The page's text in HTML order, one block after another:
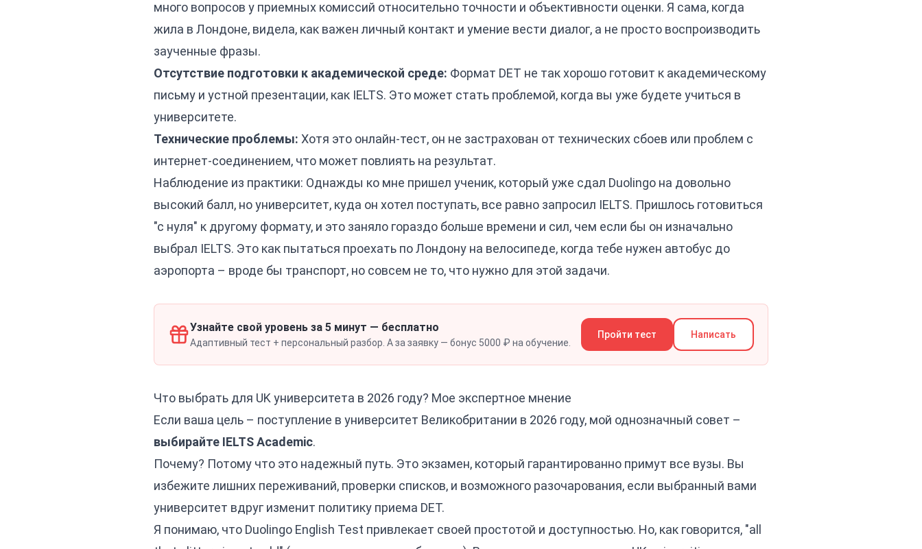
много вопросов у приемных комиссий относительно точности и объективности оценки. Я сама, когда
жила в Лондоне, видела, как важен личный контакт и умение вести диалог, а не просто воспроизводить
заученные фразы.
Отсутствие подготовки к академической среде: Формат DET не так хорошо готовит к академическому
письму и устной презентации, как IELTS. Это может стать проблемой, когда вы уже будете учиться в
университете.
Технические проблемы: Хотя это онлайн-тест, он не застрахован от технических сбоев или проблем с
интернет-соединением, что может повлиять на результат.
Наблюдение из практики: Однажды ко мне пришел ученик, который уже сдал Duolingo на довольно
высокий балл, но университет, куда он хотел поступать, все равно запросил IELTS. Пришлось готовиться
"с нуля" к другому формату, и это заняло гораздо больше времени и сил, чем если бы он изначально
выбрал IELTS. Это как пытаться проехать по Лондону на велосипеде, когда тебе нужен автобус до
аэропорта – вроде бы транспорт, но совсем не то, что нужно для этой задачи.
Узнайте свой уровень за 5 минут — бесплатно
Адаптивный тест + персональный разбор. А за заявку — бонус 5000 ₽ на обучение.
Пройти тест Написать
Что выбрать для UK университета в 2026 году? Мое экспертное мнение
Если ваша цель – поступление в университет Великобритании в 2026 году, мой однозначный совет –
выбирайте IELTS Academic.
Почему? Потому что это надежный путь. Это экзамен, который гарантированно примут все вузы. Вы
избежите лишних переживаний, проверки списков, и возможного разочарования, если выбранный вами
университет вдруг изменит политику приема DET.
Я понимаю, что Duolingo English Test привлекает своей простотой и доступностью. Но, как говорится, "all